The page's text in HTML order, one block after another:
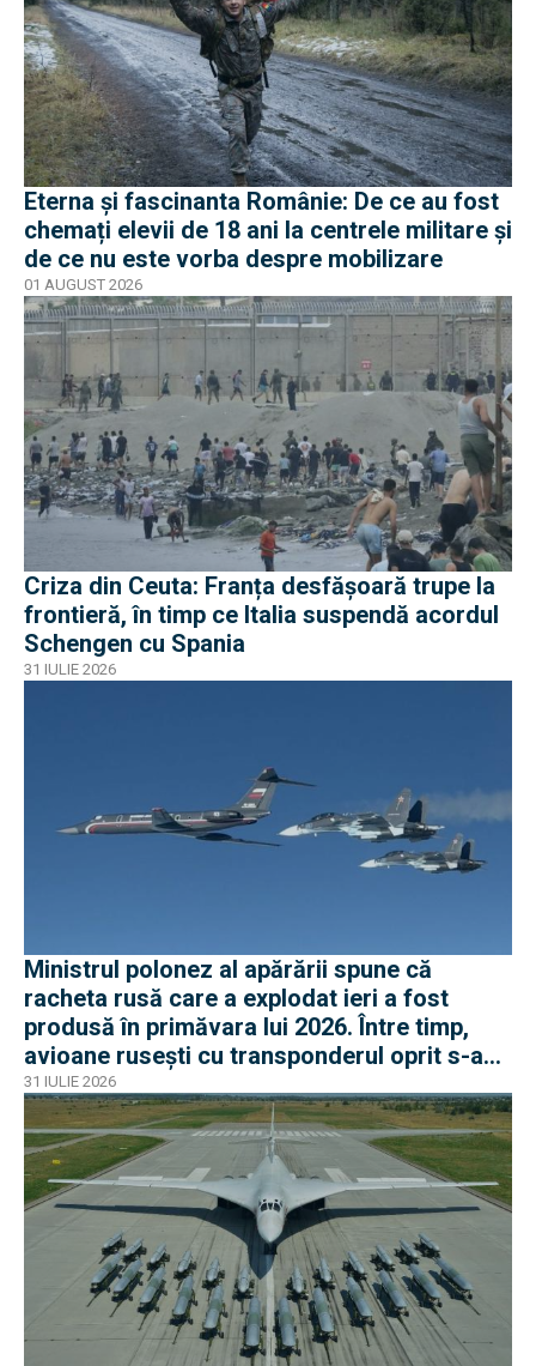
Eterna și fascinanta Românie: De ce au fost
chemați elevii de 18 ani la centrele militare și
de ce nu este vorba despre mobilizare
01 AUGUST 2026
Criza din Ceuta: Franța desfășoară trupe la
frontieră, în timp ce Italia suspendă acordul
Schengen cu Spania
31 IULIE 2026
Ministrul polonez al apărării spune că
racheta rusă care a explodat ieri a fost
produsă în primăvara lui 2026. Între timp,
avioane rusești cu transponderul oprit s-au
apropiat de frontiera Poloniei
31 IULIE 2026